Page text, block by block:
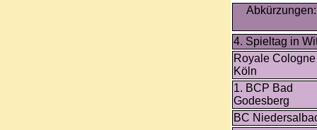
4. Spieltag in
Royale Cologne
Köln
1. BCP Bad
Godesberg
BC